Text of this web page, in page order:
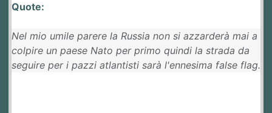
Quote:
Nel mio umile parere la Russia non si azzarderà mai a
colpire un paese Nato per primo quindi la strada da
seguire per i pazzi atlantisti sarà l'ennesima false flag.